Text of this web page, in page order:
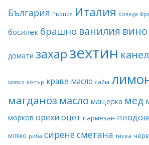
България Гърция Италия Коледа
босилек брашно ванилия вино
домати захарзехтин
мляко копър краве масло лайм
магданоз масло мащерка мед
морков орехи оцет пармезан
мляко риба сиренесметана тиква